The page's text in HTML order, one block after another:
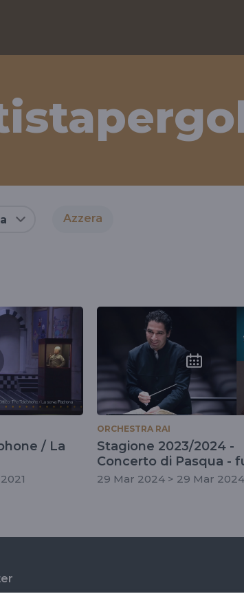
Azzera
/ La
ORCHESTRA RAI
Stagione 2023/2024 -
Concerto di Pasqua -
abbonamento
29 Mar 2024 > 29 Mar 2024